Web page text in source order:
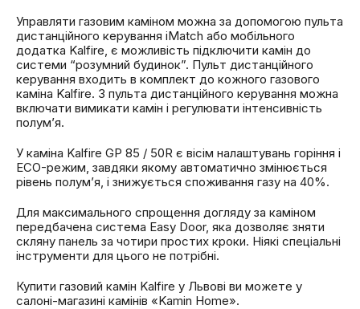
Управляти газовим каміном можна за допомогою пульта
дистанційного керування iMatch або мобільного
додатка Kalfire, є можливість підключити камін до
системи “розумний будинок”. Пульт дистанційного
керування входить в комплект до кожного газового
каміна Kalfire. З пульта дистанційного керування можна
включати вимикати камін і регулювати інтенсивність
полум’я.
У каміна Kalfire GP 85 / 50R є вісім налаштувань горіння і
ECO-режим, завдяки якому автоматично змінюється
рівень полум’я, і ​​знижується споживання газу на 40%.
Для максимального спрощення догляду за каміном
передбачена система Easy Door, яка дозволяє зняти
скляну панель за чотири простих кроки. Ніякі спеціальні
інструменти для цього не потрібні.
Купити газовий камін Kalfire у Львові ви можете у
салоні-магазині камінів «Kamin Home».